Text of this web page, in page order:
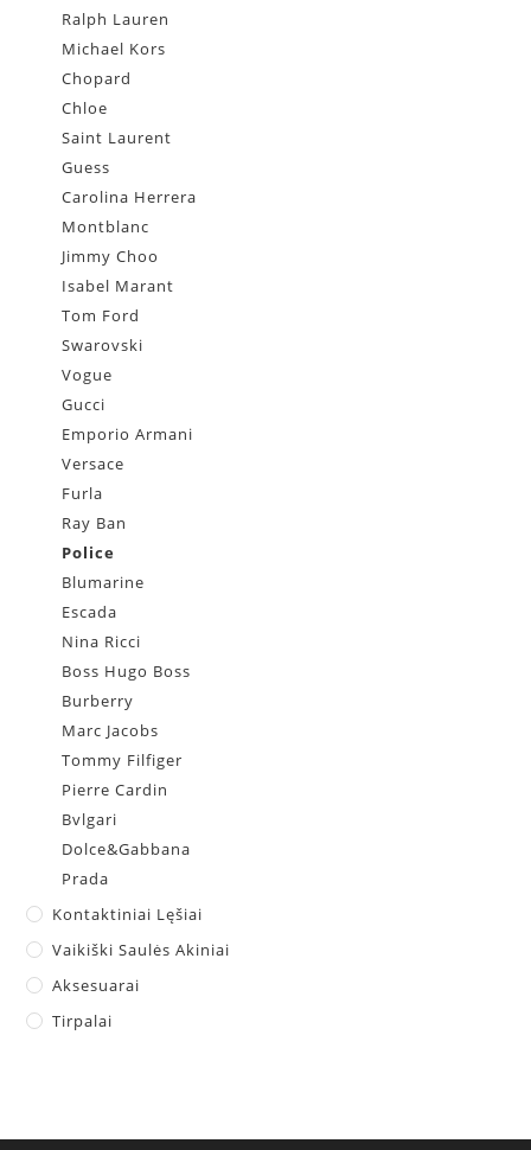
Ralph Lauren
Michael Kors
Chopard
Chloe
Saint Laurent
Guess
Carolina Herrera
Montblanc
Jimmy Choo
Isabel Marant
Tom Ford
Swarovski
Vogue
Gucci
Emporio Armani
Versace
Furla
Ray Ban
Police
Blumarine
Escada
Nina Ricci
Boss Hugo Boss
Burberry
Marc Jacobs
Tommy Filfiger
Pierre Cardin
Bvlgari
Dolce&Gabbana
Prada
Kontaktiniai Lęšiai
Vaikiški Saulės Akiniai
Aksesuarai
Tirpalai